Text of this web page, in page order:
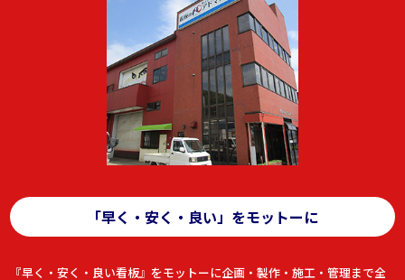
「早く・安く・良い」をモットーに
『早く・安く・良い看板』をモットーに企画・製作・施工・管理まで全